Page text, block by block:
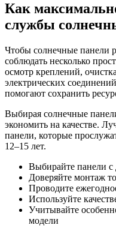
Как
службы
Чтобы солнечные панели
соблюдать несколько
осмотр креплений,
электрических
помогают сохранить
Выбирая солнечные
экономить на качестве.
панели, которые
12–15 лет.
Выбирайте панели с
Доверяйте монтаж
Проводите
Используйте
Учитывайте
модели